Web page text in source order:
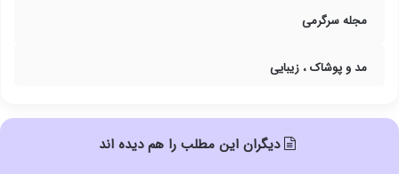
مجله سرگرمی
مد و پوشاک ، زیبایی
دیگران این مطلب را هم دیده اند